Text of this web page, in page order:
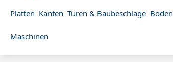
Platten Kanten Türen & Baubeschläge Boden
Maschinen